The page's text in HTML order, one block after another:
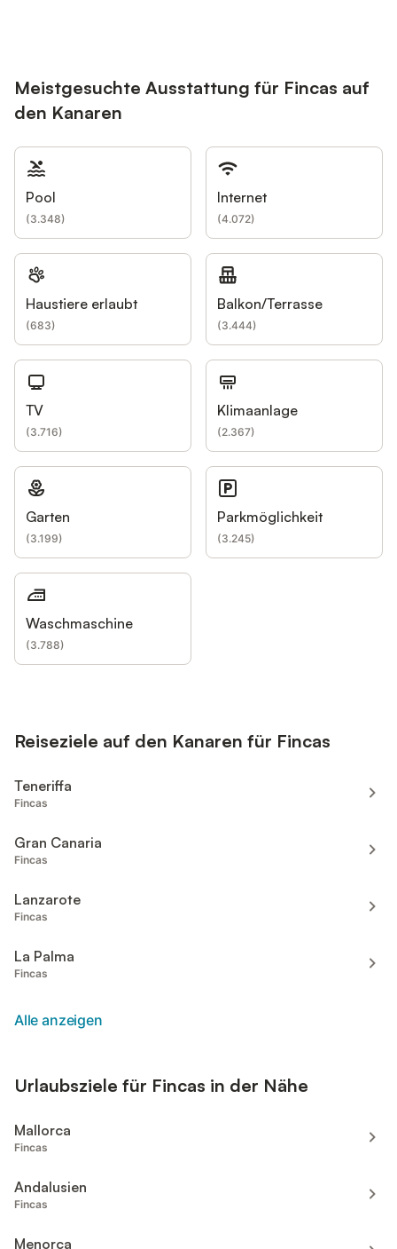
Meistgesuchte Ausstattung für Fincas auf
den Kanaren
Pool
(3.348)
Internet
(4.072)
Haustiere erlaubt
(683)
Balkon/Terrasse
(3.444)
TV
(3.716)
Klimaanlage
(2.367)
Garten
(3.199)
Parkmöglichkeit
(3.245)
Waschmaschine
(3.788)
Reiseziele auf den Kanaren für Fincas
Teneriffa
Fincas
Gran Canaria
Fincas
Lanzarote
Fincas
La Palma
Fincas
Alle anzeigen
Urlaubsziele für Fincas in der Nähe
Mallorca
Fincas
Andalusien
Fincas
Menorca